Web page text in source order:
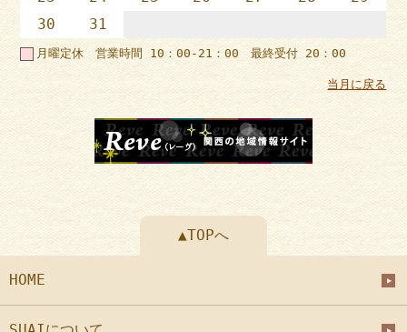
30
31
月曜定休 営業時間 10：00-21：00 最終受付 20：00
当月に戻る
▲TOPへ
HOME